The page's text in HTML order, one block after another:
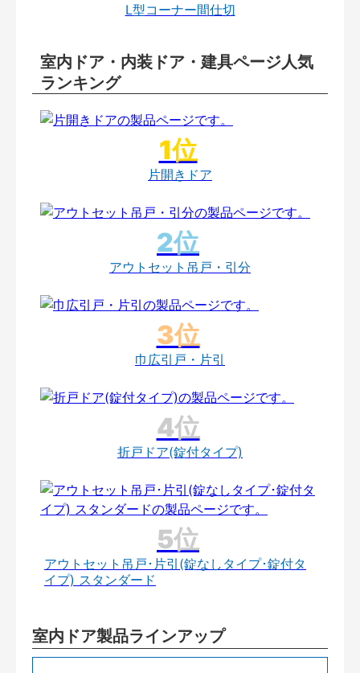
L型コーナー間仕切
室内ドア・内装ドア・建具ページ人気
ランキング
片開きドア
アウトセット吊戸・引分
巾広引戸・片引
折戸ドア(錠付タイプ)
アウトセット吊戸･片引(錠なしタイプ･錠付タ
イプ) スタンダード
室内ドア製品ラインアップ